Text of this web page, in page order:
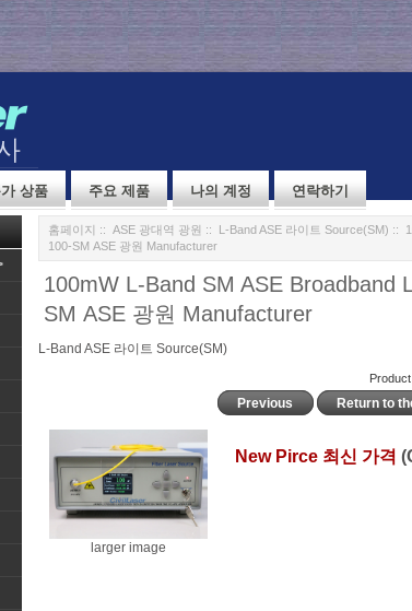
상품 주요 제품 나의 계정 연락하기
홈페이지 :: ASE 광대역 광원 :: L-Band ASE 라이트 Source(SM) ::
100-SM ASE 광원 Manufacturer
100mW L-Band SM ASE Broadband
SM ASE 광원 Manufacturer
L-Band ASE 라이트 Source(SM)
Previous Return to
larger image
New Pirce 최신 가격